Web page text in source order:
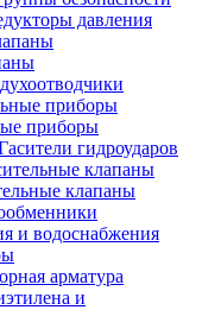
давления
приборы
гидроударов
клапаны
и водоснабжения
арматура